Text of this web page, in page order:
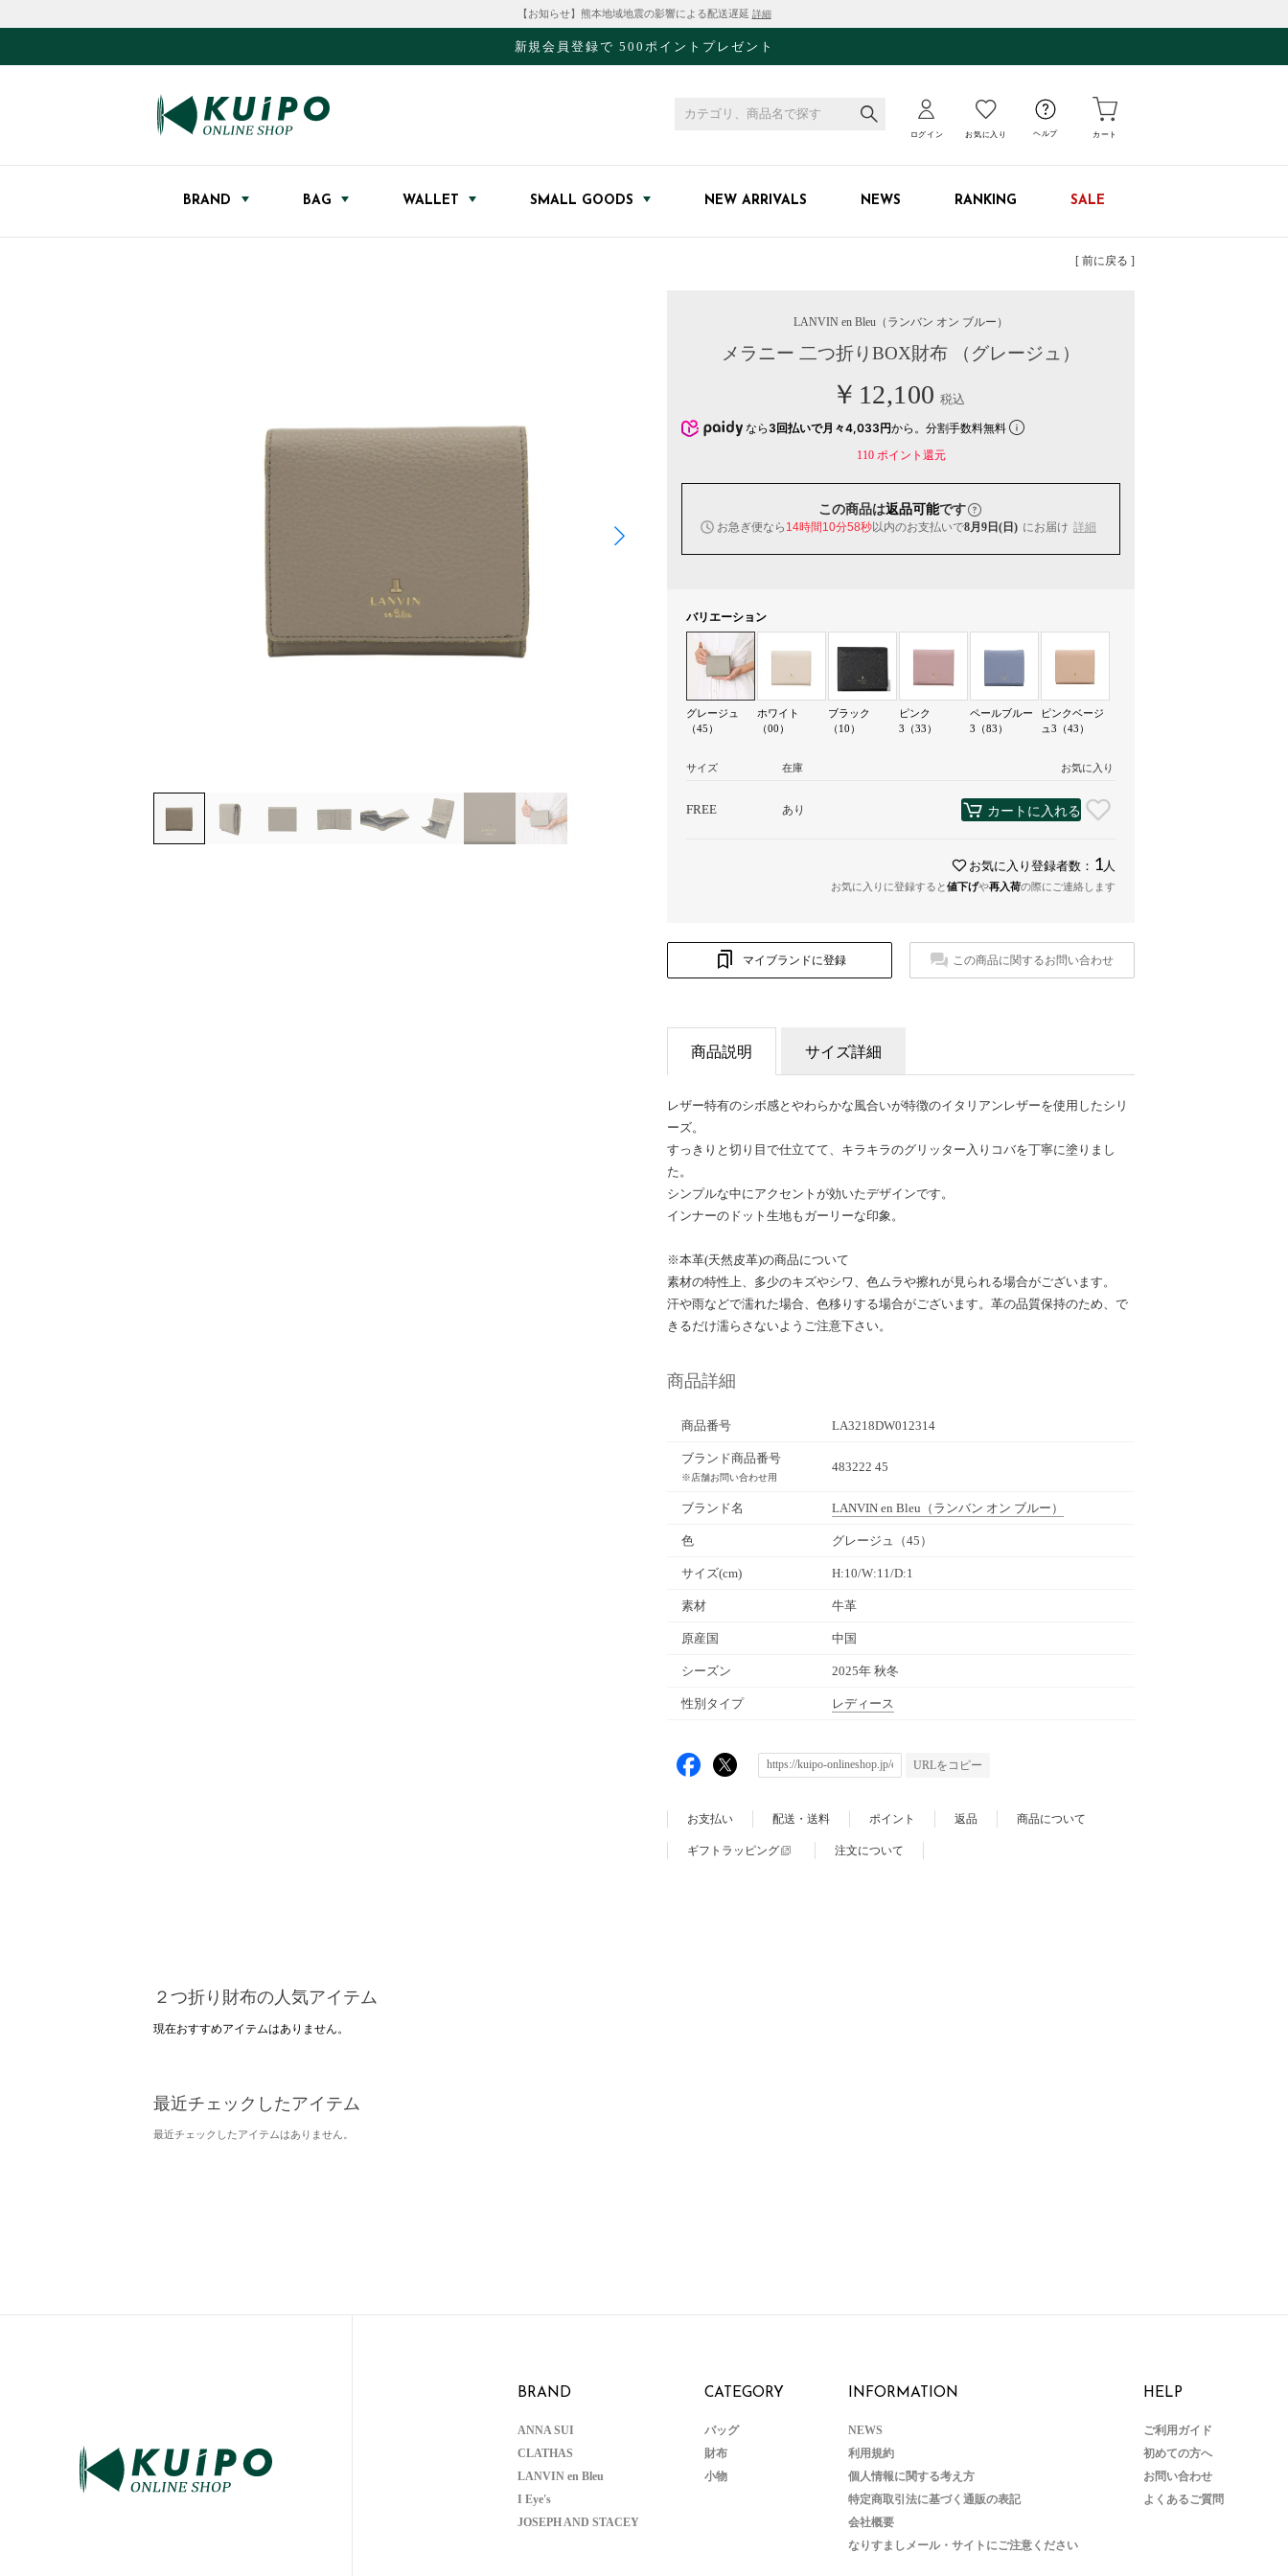
【お知らせ】熊本地域地震の影響による配送遅延 詳細
新規会員登録で 500ポイントプレゼント
ログイン お気に入り ヘルプ カート
BRAND BAG WALLET SMALL GOODS NEW ARRIVALS NEWS RANKING SALE
[ 前に戻る ]
LANVIN en Bleu （ランバン オン ブルー）
メラニー 二つ折りBOX財布 （グレージュ）
￥12,100 税込
なら 3回払いで月々4,033円から。分割手数料無料
110ポイント還元
この商品は返品可能です
お急ぎ便なら 14時間10分58秒以内のお支払いで8月9日(日) にお届け 詳細
バリエーション
グレージュ
（45）
ホワイト
（00）
ブラック
（10）
ピンク
3（33）
ペールブルー
3（83）
ピンクベージ
ュ3（43）
サイズ 在庫 お気に入り
FREE あり カートに入れる
お気に入り登録者数： 1 人
お気に入りに登録すると値下げや再入荷の際にご連絡します
マイブランドに登録 この商品に関するお問い合わせ
商品説明 サイズ詳細
レザー特有のシボ感とやわらかな風合いが特徴のイタリアンレザーを使用したシリ
ーズ。
すっきりと切り目で仕立てて、キラキラのグリッター入りコバを丁寧に塗りまし
た。
シンプルな中にアクセントが効いたデザインです。
インナーのドット生地もガーリーな印象。
※本革(天然皮革)の商品について
素材の特性上、多少のキズやシワ、色ムラや擦れが見られる場合がございます。
汗や雨などで濡れた場合、色移りする場合がございます。革の品質保持のため、で
きるだけ濡らさないようご注意下さい。
商品詳細
商品番号 LA3218DW012314
ブランド商品番号
※店舗お問い合わせ用
483222 45
ブランド名 LANVIN en Bleu （ランバン オン ブルー）
色 グレージュ（45）
サイズ(cm) H:10/W:11/D:1
素材 牛革
原産国 中国
シーズン 2025年 秋冬
性別タイプ レディース
URLをコピー
お支払い 配送・送料 ポイント 返品 商品について
ギフトラッピング 注文について
２つ折り財布の人気アイテム
現在おすすめアイテムはありません。
最近チェックしたアイテム
最近チェックしたアイテムはありません。
BRAND
ANNA SUI
CLATHAS
LANVIN en Bleu
I Eye's
JOSEPH AND STACEY
CATEGORY
バッグ
財布
小物
INFORMATION
NEWS
利用規約
個人情報に関する考え方
特定商取引法に基づく通販の表記
会社概要
なりすましメール・サイトにご注意ください
HELP
ご利用ガイド
初めての方へ
お問い合わせ
よくあるご質問